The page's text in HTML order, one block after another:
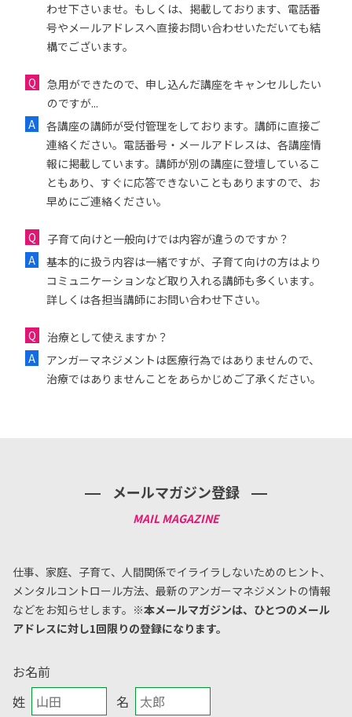
わせ下さいませ。もしくは、掲載しております、電話番
号やメールアドレスへ直接お問い合わせいただいても結
構でございます。
急用ができたので、申し込んだ講座をキャンセルしたい
のですが...
各講座の講師が受付管理をしております。講師に直接ご
連絡ください。電話番号・メールアドレスは、各講座情
報に掲載しています。講師が別の講座に登壇しているこ
ともあり、すぐに応答できないこともありますので、お
早めにご連絡ください。
子育て向けと一般向けでは内容が違うのですか？
基本的に扱う内容は一緒ですが、子育て向けの方はより
コミュニケーションなど取り入れる講師も多くいます。
詳しくは各担当講師にお問い合わせ下さい。
治療として使えますか？
アンガーマネジメントは医療行為ではありませんので、
治療ではありませんことをあらかじめご了承ください。
メールマガジン登録
仕事、家庭、子育て、人間関係でイライラしないためのヒント、
メンタルコントロール方法、 最新のアンガーマネジメントの情報
などをお知らせします。 ※本メールマガジンは、ひとつのメール
アドレスに対し1回限りの登録になります。
お名前
姓
名